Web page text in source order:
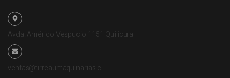
Avda. Américo Vespucio 1151 Quilicura
ventas@tirreaumaquinarias.cl